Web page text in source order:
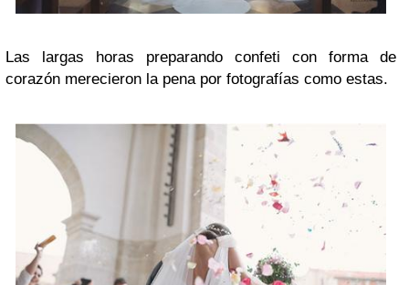
Las largas horas preparando confeti con forma de
corazón merecieron la pena por fotografías como estas.